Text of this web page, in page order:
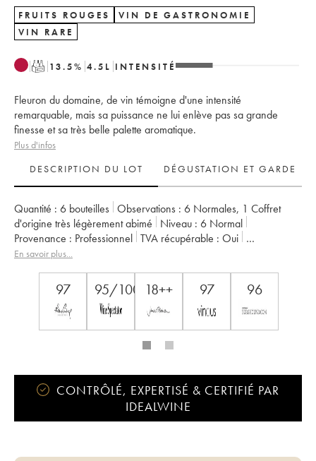
FRUITS ROUGES
VIN DE GASTRONOMIE
VIN RARE
T 13.5% 4.5 L INTENSITÉ
Fleuron du domaine, de vin témoigne d'une intensité
remarquable, mais sa puissance ne lui enlève pas sa grande
finesse et sa très belle palette aromatique.
Plus d'infos
DESCRIPTION DU LOT
DÉGUSTATION ET GARDE
Quantité : 6 bouteilles Observations : 6 Normales, 1 Coffret
d'origine très légèrement abimé
Niveau : 6 Normal
Provenance :
professionnel TVA récupérable :
oui
Région :
Bourgogne
En savoir plus...
97 95/100 18++ 97 96
CONTRÔLÉ, EXPERTISÉ & CERTIFIÉ PAR
IDEALWINE